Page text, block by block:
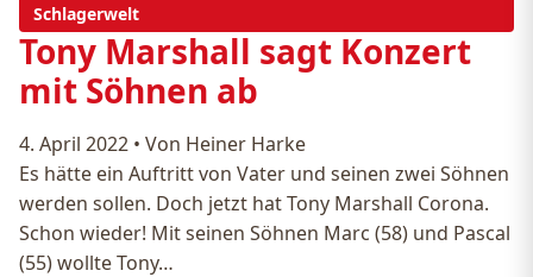
Schlagerwelt
Tony Marshall sagt Konzert
mit Söhnen ab
4. April 2022 • Von Heiner Harke
Es hätte ein Auftritt von Vater und seinen zwei Söhnen
werden sollen. Doch jetzt hat Tony Marshall Corona.
Schon wieder! Mit seinen Söhnen Marc (58) und Pascal
(55) wollte Tony…